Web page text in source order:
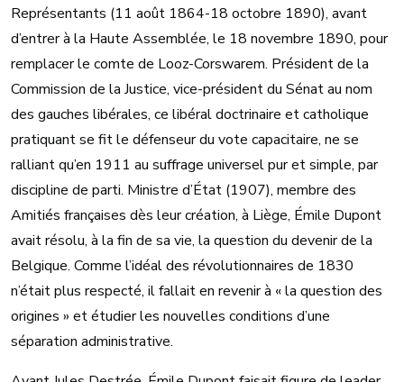
Représentants (11 août 1864-18 octobre 1890), avant
d’entrer à la Haute Assemblée, le 18 novembre 1890, pour
remplacer le comte de Looz-Corswarem. Président de la
Commission de la Justice, vice-président du Sénat au nom
des gauches libérales, ce libéral doctrinaire et catholique
pratiquant se fit le défenseur du vote capacitaire, ne se
ralliant qu’en 1911 au suffrage universel pur et simple, par
discipline de parti. Ministre d’État (1907), membre des
Amitiés françaises dès leur création, à Liège, Émile Dupont
avait résolu, à la fin de sa vie, la question du devenir de la
Belgique. Comme l’idéal des révolutionnaires de 1830
n’était plus respecté, il fallait en revenir à « la question des
origines » et étudier les nouvelles conditions d’une
séparation administrative.